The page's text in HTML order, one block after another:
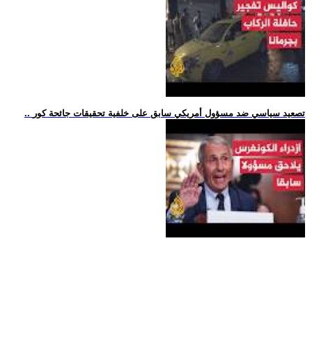
.. تصعيد سياسي ضد مسؤول أمريكي سابق على خلفية تحقيقات جائحة كور